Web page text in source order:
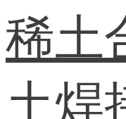
稀土
土焊